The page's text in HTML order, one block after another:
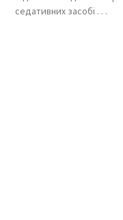
седативних засобі . . .